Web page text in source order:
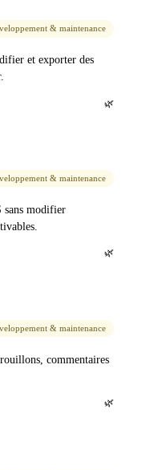
& maintenance
et exporter des
🌿
& maintenance
sans modifier
🌿
& maintenance
commentaires
🌿